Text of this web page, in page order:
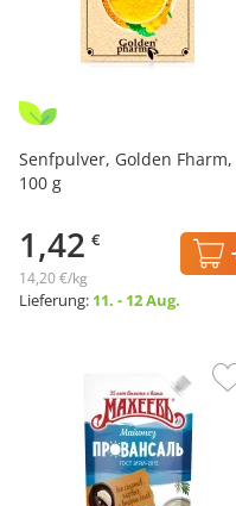
Senfpulver, Golden Fharm,
100 g
1,42 €
14,20 €/kg
Lieferung: 11. - 12 Aug.